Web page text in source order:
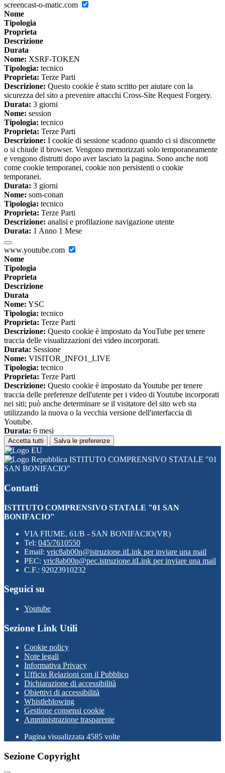
screencast-o-matic.com
Nome
Tipologia
Proprieta
Descrizione
Durata
Nome: XSRF-TOKEN
Tipologia: tecnico
Proprieta: Terze Parti
Descrizione: Questo cookie è stato scritto per aiutare con la
sicurezza del sito a prevenire attacchi Cross-Site Request Forgery.
Durata: 3 giorni
Nome: session
Tipologia: tecnico
Proprieta: Terze Parti
Descrizione: I cookie di sessione scadono quando ci si disconnette
o si chiude il browser. Vengono memorizzati solo temporaneamente
e vengono distrutti dopo aver lasciato la pagina. Sono anche noti
come cookie temporanei, cookie non persistenti o cookie
temporanei.
Durata: 3 giorni
Nome: som-conan
Tipologia: tecnico
Proprieta: Terze Parti
Descrizione: analisi e profilazione navigazione utente
Durata: 1 Anno 1 Mese
www.youtube.com
Nome
Tipologia
Proprieta
Descrizione
Durata
Nome: YSC
Tipologia: tecnico
Proprieta: Terze Parti
Descrizione: Questo cookie è impostato da YouTube per tenere
traccia delle visualizzazioni dei video incorporati.
Durata: Sessione
Nome: VISITOR_INFO1_LIVE
Tipologia: tecnico
Proprieta: Terze Parti
Descrizione: Questo cookie è impostato da Youtube per tenere
traccia delle preferenze dell'utente per i video di Youtube incorporati
nei siti; può anche determinare se il visitatore del sito web sta
utilizzando la nuova o la vecchia versione dell'interfaccia di
Youtube.
Durata: 6 mesi
Accetta tutti Salva le preferenze
ISTITUTO COMPRENSIVO STATALE "01
SAN BONIFACIO"
Contatti
ISTITUTO COMPRENSIVO STATALE "01 SAN
BONIFACIO"
VIA FIUME, 61/B - SAN BONIFACIO(VR)
Tel: 045/7610550
Email: vric8ab00n@istruzione.itLink per inviare una mail
PEC: vric8ab00n@pec.istruzione.itLink per inviare una mail
C.F.: 92023910232
Seguici su
Youtube
Sezione Link Utili
Cookie policy
Note legali
Informativa Privacy
Ufficio Relazioni con il Pubblico
Dichiarazione di accessibilità
Obiettivi di accessibilità
Whistleblowing
Gestione consensi cookie
Amministrazione trasparente
Pagina visualizzata 4585 volte
Sezione Copyright